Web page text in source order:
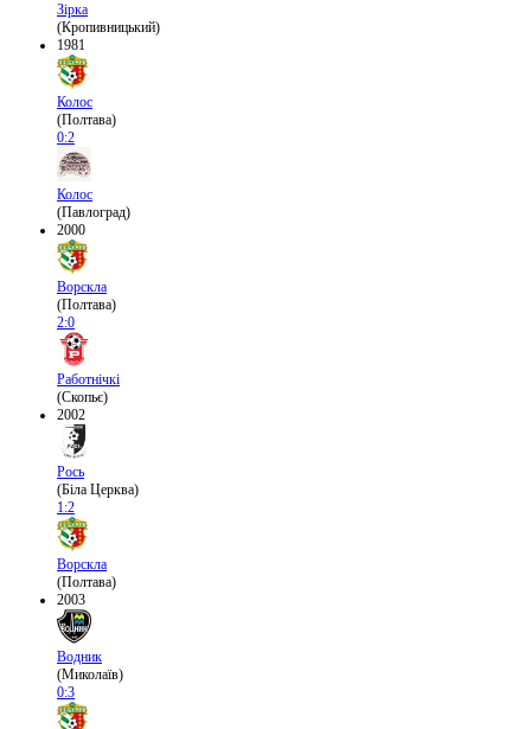
Зірка
(Кропивницький)
1981
Колос
(Полтава)
0:2
Колос
(Павлоград)
2000
Ворскла
(Полтава)
2:0
Работнічкі
(Скопьє)
2002
Рось
(Біла Церква)
1:2
Ворскла
(Полтава)
2003
Водник
(Миколаїв)
0:3